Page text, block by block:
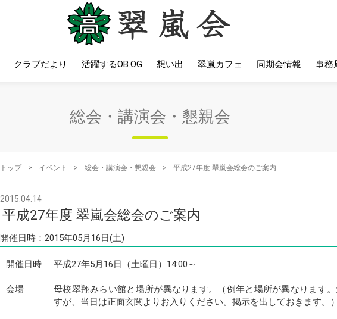
クラブだより 活躍するOB.OG 想い出 翠嵐カフェ 同期会情報 事務
総会・講演会・懇親会
トップ > イベント > 総会・講演会・懇親会 > 平成27年度 翠嵐会総会のご案内
2015.04.14
平成27年度 翠嵐会総会のご案内
開催日時：2015年05月16日(土)
開催日時 平成27年5月16日（土曜日）14:00～
会場 母校翠翔みらい館と場所が異なります。（例年と場所が異なります
すが、 当日は正面玄関よりお入りください。掲示を出しておきます。）